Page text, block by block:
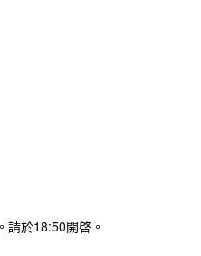
於18:50開啓。